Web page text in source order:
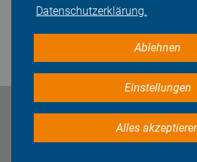
Datenschutzerklärung.
Ablehnen
Einstellungen
Alles